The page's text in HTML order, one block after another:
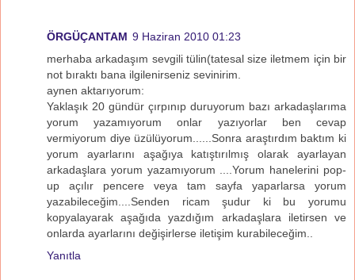
ÖRGÜÇANTAM 9 Haziran 2010 01:23
merhaba arkadaşım sevgili tülin(tatesal size iletmem için bir
not bıraktı bana ilgilenirseniz sevinirim.
aynen aktarıyorum:
Yaklaşık 20 gündür çırpınıp duruyorum bazı arkadaşlarıma
yorum yazamıyorum onlar yazıyorlar ben cevap
vermiyorum diye üzülüyorum......Sonra araştırdım baktım ki
yorum ayarlarını aşağıya katıştırılmış olarak ayarlayan
arkadaşlara yorum yazamıyorum ....Yorum hanelerini pop-
up açılır pencere veya tam sayfa yaparlarsa yorum
yazabileceğim....Senden ricam şudur ki bu yorumu
kopyalayarak aşağıda yazdığım arkadaşlara iletirsen ve
onlarda ayarlarını değişirlerse iletişim kurabileceğim..
Yanıtla